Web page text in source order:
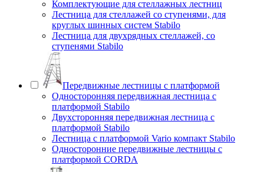
Комплектующие для стеллажных лестниц
Лестница для стеллажей со ступенями, для
круглых шинных систем Stabilo
Лестница для двухрядных стеллажей, со
ступенями Stabilo
Передвижные лестницы с платформой
Односторонняя передвижная лестница с
платформой Stabilo
Двухсторонняя передвижная лестница с
платформой Stabilo
Лестница с платформой Vario компакт Stabilo
Односторонние передвижные лестницы с
платформой CORDA